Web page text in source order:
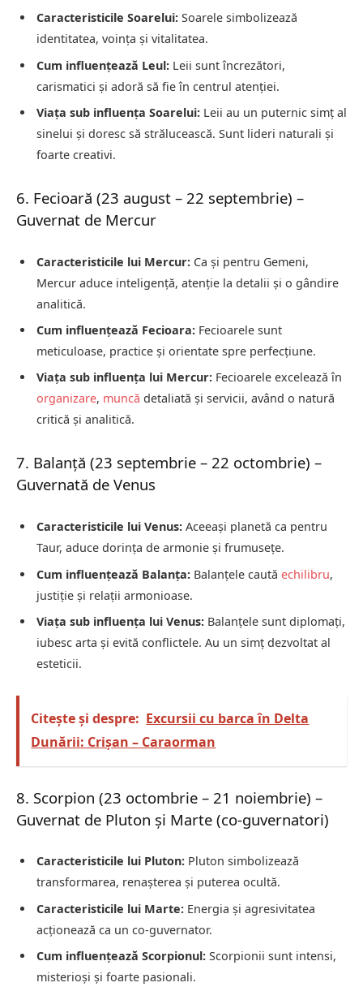
Caracteristicile Soarelui: Soarele simbolizează
identitatea, voința și vitalitatea.
Cum influențează Leul: Leii sunt încrezători,
carismatici și adoră să fie în centrul atenției.
Viața sub influența Soarelui: Leii au un puternic simț al
sinelui și doresc să strălucească. Sunt lideri naturali și
foarte creativi.
6. Fecioară (23 august – 22 septembrie) –
Guvernat de Mercur
Caracteristicile lui Mercur: Ca și pentru Gemeni,
Mercur aduce inteligență, atenție la detalii și o gândire
analitică.
Cum influențează Fecioara: Fecioarele sunt
meticuloase, practice și orientate spre perfecțiune.
Viața sub influența lui Mercur: Fecioarele excelează în
organizare, muncă detaliată și servicii, având o natură
critică și analitică.
7. Balanță (23 septembrie – 22 octombrie) –
Guvernată de Venus
Caracteristicile lui Venus: Aceeași planetă ca pentru
Taur, aduce dorința de armonie și frumusețe.
Cum influențează Balanța: Balanțele caută echilibru,
justiție și relații armonioase.
Viața sub influența lui Venus: Balanțele sunt diplomați,
iubesc arta și evită conflictele. Au un simț dezvoltat al
esteticii.
Citește și despre: Excursii cu barca în Delta
Dunării: Crișan – Caraorman
8. Scorpion (23 octombrie – 21 noiembrie) –
Guvernat de Pluton și Marte (co-guvernatori)
Caracteristicile lui Pluton: Pluton simbolizează
transformarea, renașterea și puterea ocultă.
Caracteristicile lui Marte: Energia și agresivitatea
acționează ca un co-guvernator.
Cum influențează Scorpionul: Scorpionii sunt intensi,
misterioși și foarte pasionali.